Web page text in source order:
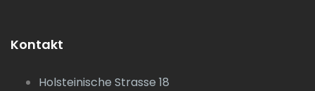
Kontakt
Holsteinische Strasse 18